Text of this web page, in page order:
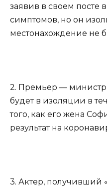
заявив в своем посте
симптомов, но он
местонахождение не
2. Премьер —
будет в изоляции в
того, как его жена
результат на
3. Актер, получивший